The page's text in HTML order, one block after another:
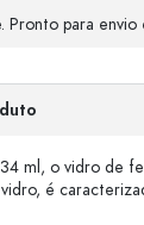
Pronto para envio
ml, o vidro de
é